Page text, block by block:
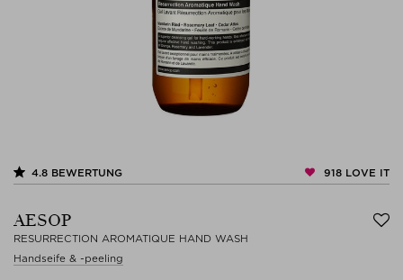
4.8 BEWERTUNG 918 LOVE IT
AESOP
RESURRECTION AROMATIQUE HAND WASH
Handseife & -peeling